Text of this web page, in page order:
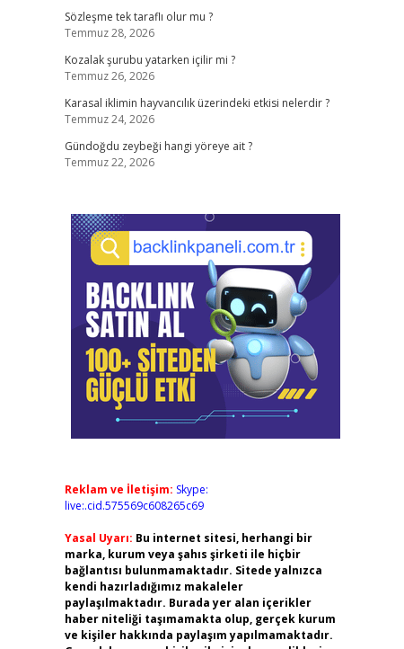
Sözleşme tek taraflı olur mu ?
Temmuz 28, 2026
Kozalak şurubu yatarken içilir mi ?
Temmuz 26, 2026
Karasal iklimin hayvancılık üzerindeki etkisi nelerdir ?
Temmuz 24, 2026
Gündoğdu zeybeği hangi yöreye ait ?
Temmuz 22, 2026
Reklam ve İletişim: Skype:
live:.cid.575569c608265c69
Yasal Uyarı: Bu internet sitesi, herhangi bir
marka, kurum veya şahıs şirketi ile hiçbir
bağlantısı bulunmamaktadır. Sitede yalnızca
kendi hazırladığımız makaleler
paylaşılmaktadır. Burada yer alan içerikler
haber niteliği taşımamakta olup, gerçek kurum
ve kişiler hakkında paylaşım yapılmamaktadır.